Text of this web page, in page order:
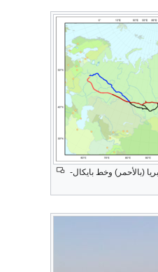
(بالأحمر) وخط بايكال-